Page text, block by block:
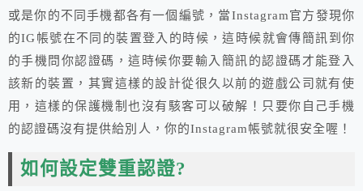
或是你的不同手機都各有一個編號，當Instagram官方發現你
的IG帳號在不同的裝置登入的時候，這時候就會傳簡訊到你
的手機問你認證碼，這時候你要輸入簡訊的認證碼才能登入
該新的裝置，其實這樣的設計從很久以前的遊戲公司就有使
用，這樣的保護機制也沒有駭客可以破解！只要你自己手機
的認證碼沒有提供給別人，你的Instagram帳號就很安全喔！
如何設定雙重認證?